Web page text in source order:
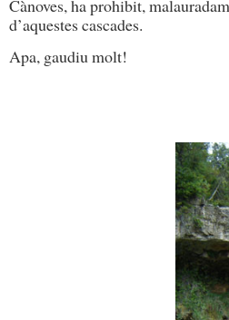
Cànoves, ha prohibit,
d’aquestes cascades.
Apa, gaudiu molt!